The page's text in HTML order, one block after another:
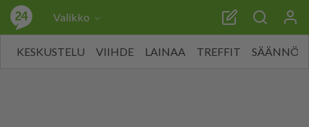
Valikko
KESKUSTELU VIIHDE LAINAA TREFFIT SÄÄNNÖT